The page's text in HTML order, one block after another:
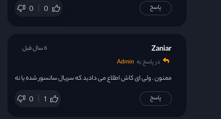
0 0 پاسخ
Zaniar
در پاسخ به Admin
ممنون . ولی ای کاش اطلاع می دادید که سریال سانسور شده یا نه
0 1
6 سال قبل
پاسخ